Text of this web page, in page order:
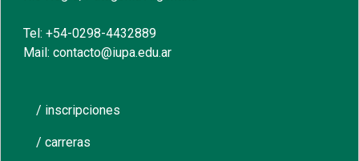
Tel: +54-0298-4432889
Mail: contacto@iupa.edu.ar
/ inscripciones
/ carreras